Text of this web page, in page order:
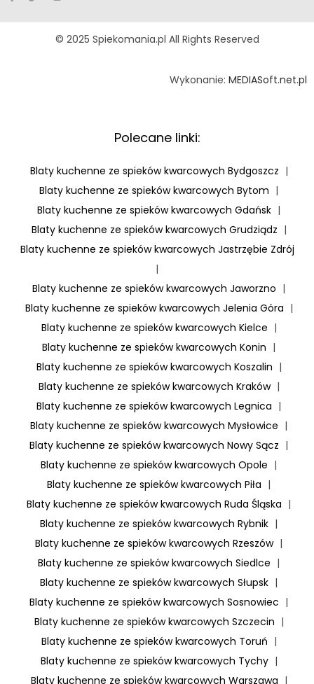
© 2025 Spiekomania.pl All Rights Reserved
Wykonanie: MEDIASoft.net.pl
Polecane linki:
Blaty kuchenne ze spieków kwarcowych Bydgoszcz |
Blaty kuchenne ze spieków kwarcowych Bytom |
Blaty kuchenne ze spieków kwarcowych Gdańsk |
Blaty kuchenne ze spieków kwarcowych Grudziądz |
Blaty kuchenne ze spieków kwarcowych Jastrzębie Zdrój
|
Blaty kuchenne ze spieków kwarcowych Jaworzno |
Blaty kuchenne ze spieków kwarcowych Jelenia Góra |
Blaty kuchenne ze spieków kwarcowych Kielce |
Blaty kuchenne ze spieków kwarcowych Konin |
Blaty kuchenne ze spieków kwarcowych Koszalin |
Blaty kuchenne ze spieków kwarcowych Kraków |
Blaty kuchenne ze spieków kwarcowych Legnica |
Blaty kuchenne ze spieków kwarcowych Mysłowice |
Blaty kuchenne ze spieków kwarcowych Nowy Sącz |
Blaty kuchenne ze spieków kwarcowych Opole |
Blaty kuchenne ze spieków kwarcowych Piła |
Blaty kuchenne ze spieków kwarcowych Ruda Śląska |
Blaty kuchenne ze spieków kwarcowych Rybnik |
Blaty kuchenne ze spieków kwarcowych Rzeszów |
Blaty kuchenne ze spieków kwarcowych Siedlce |
Blaty kuchenne ze spieków kwarcowych Słupsk |
Blaty kuchenne ze spieków kwarcowych Sosnowiec |
Blaty kuchenne ze spieków kwarcowych Szczecin |
Blaty kuchenne ze spieków kwarcowych Toruń |
Blaty kuchenne ze spieków kwarcowych Tychy |
Blaty kuchenne ze spieków kwarcowych Warszawa |